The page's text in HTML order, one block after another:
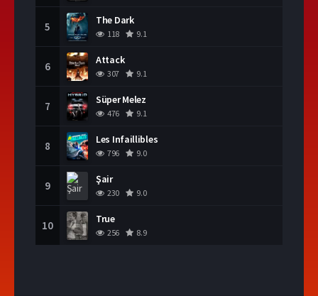
5 The Dark
118 9.1
6 Attack
307 9.1
7 Süper Melez
476 9.1
8 Les Infaillibles
796 9.0
9 Şair
230 9.0
10 True
256 8.9